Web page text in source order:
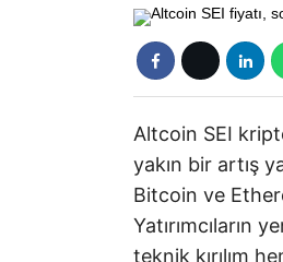
Altcoin SEI
yakın bir artış
Bitcoin ve
Yatırımcıların
teknik kırılım